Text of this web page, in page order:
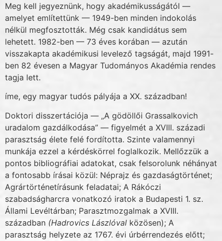
Meg kell jegyeznünk, hogy akadémikusságától —
amelyet említettünk — 1949-ben minden indokolás
nélkül megfosztották. Még csak kandidátus sem
lehetett. 1982-ben — 73 éves korában — azután
visszakapta akadémikusi levelező tagságát, majd 1991-
ben 82 éve­sen a Magyar Tudományos Akadémia rendes
tagja lett.
íme, egy magyar tudós pályája a XX. században!
Doktori disszertációja — „A gödöllői Grassalkovich
uradalom gazdálkodása” — fi­gyelmét a XVIII. századi
parasztság élete felé fordította. Szinte valamennyi
munkája ezzel a kérdéskörrel foglalkozik. Mellőzzük a
pontos bibliográfiai adatokat, csak felsorolunk né­hányat
a fontosabb írásai közül: Néprajz és gazdaságtörténet;
Agrártörténetírásunk felada­tai; A Rákóczi
szabadságharcra vonatkozó iratok a Budapesti 1. sz.
Állami Levéltárban; Parasztmozgalmak a XVIII.
században (Hadrovics Lászlóval közösen); A
parasztság hely­zete az 1767. évi úrbérrendezés előtt;